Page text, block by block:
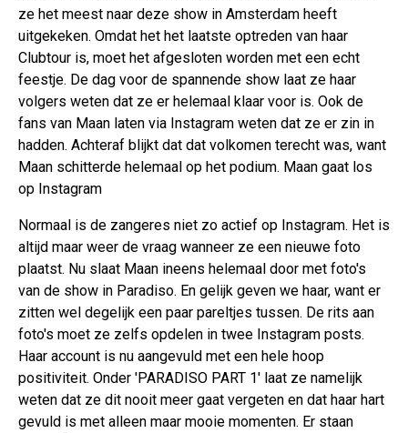
ze het meest naar deze show in Amsterdam heeft
uitgekeken. Omdat het het laatste optreden van haar
Clubtour is, moet het afgesloten worden met een echt
feestje. De dag voor de spannende show laat ze haar
volgers weten dat ze er helemaal klaar voor is. Ook de
fans van Maan laten via Instagram weten dat ze er zin in
hadden. Achteraf blijkt dat dat volkomen terecht was, want
Maan schitterde helemaal op het podium. Maan gaat los
op Instagram
Normaal is de zangeres niet zo actief op Instagram. Het is
altijd maar weer de vraag wanneer ze een nieuwe foto
plaatst. Nu slaat Maan ineens helemaal door met foto's
van de show in Paradiso. En gelijk geven we haar, want er
zitten wel degelijk een paar pareltjes tussen. De rits aan
foto's moet ze zelfs opdelen in twee Instagram posts.
Haar account is nu aangevuld met een hele hoop
positiviteit. Onder 'PARADISO PART 1' laat ze namelijk
weten dat ze dit nooit meer gaat vergeten en dat haar hart
gevuld is met alleen maar mooie momenten. Er staan